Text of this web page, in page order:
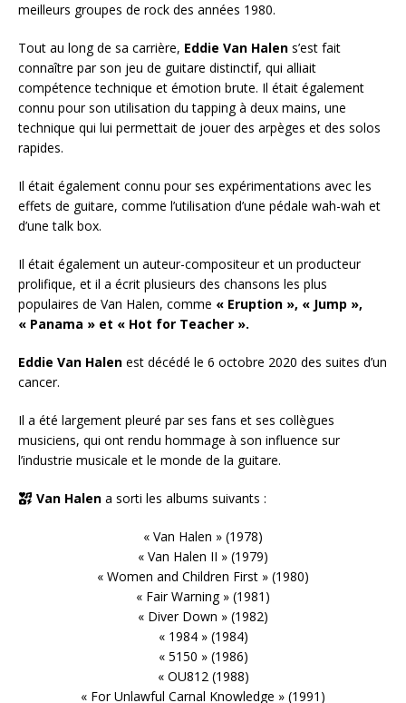
meilleurs groupes de rock des années 1980.
Tout au long de sa carrière, Eddie Van Halen s’est fait
connaître par son jeu de guitare distinctif, qui alliait
compétence technique et émotion brute. Il était également
connu pour son utilisation du tapping à deux mains, une
technique qui lui permettait de jouer des arpèges et des solos
rapides.
Il était également connu pour ses expérimentations avec les
effets de guitare, comme l’utilisation d’une pédale wah-wah et
d’une talk box.
Il était également un auteur-compositeur et un producteur
prolifique, et il a écrit plusieurs des chansons les plus
populaires de Van Halen, comme « Eruption », « Jump »,
« Panama » et « Hot for Teacher ».
Eddie Van Halen est décédé le 6 octobre 2020 des suites d’un
cancer.
Il a été largement pleuré par ses fans et ses collègues
musiciens, qui ont rendu hommage à son influence sur
l’industrie musicale et le monde de la guitare.
Van Halen a sorti les albums suivants :
« Van Halen » (1978)
« Van Halen II » (1979)
« Women and Children First » (1980)
« Fair Warning » (1981)
« Diver Down » (1982)
« 1984 » (1984)
« 5150 » (1986)
« OU812 (1988)
« For Unlawful Carnal Knowledge » (1991)